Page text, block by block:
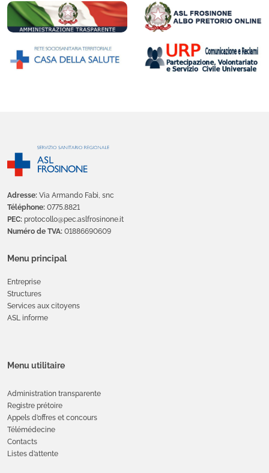
Adresse: Via Armando Fabi, snc
Téléphone: 0775.8821
PEC: protocollo@pec.aslfrosinone.it
Numéro de TVA: 01886690609
Menu principal
Entreprise
Structures
Services aux citoyens
ASL informe
Menu utilitaire
Administration transparente
Registre prétoire
Appels d’offres et concours
Télémédecine
Contacts
Listes d’attente